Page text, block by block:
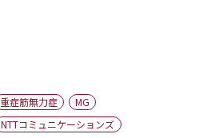
重症筋無力症
MG
NTTコミュニケーションズ